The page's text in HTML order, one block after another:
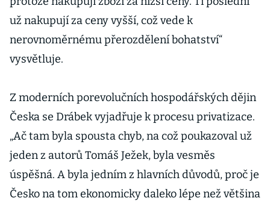
už nakupují za ceny vyšší, což vede k
nerovnoměrnému přerozdělení bohatství“
vysvětluje.
Z moderních porevolučních hospodářských dějin
Česka se Drábek vyjadřuje k procesu privatizace.
„Ač tam byla spousta chyb, na což poukazoval už
jeden z autorů Tomáš Ježek, byla vesměs
úspěšná. A byla jedním z hlavních důvodů, proč je
Česko na tom ekonomicky daleko lépe než většina